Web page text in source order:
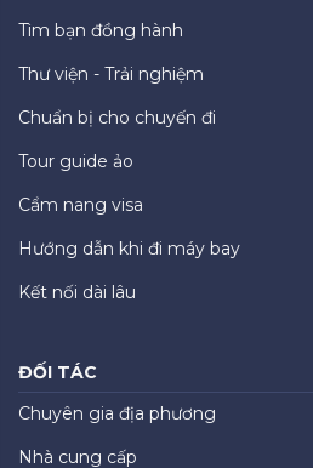
Tìm bạn đồng hành
Thư viện - Trải nghiệm
Chuẩn bị cho chuyến đi
Tour guide ảo
Cẩm nang visa
Hướng dẫn khi đi máy bay
Kết nối dài lâu
ĐỐI TÁC
Chuyên gia địa phương
Nhà cung cấp